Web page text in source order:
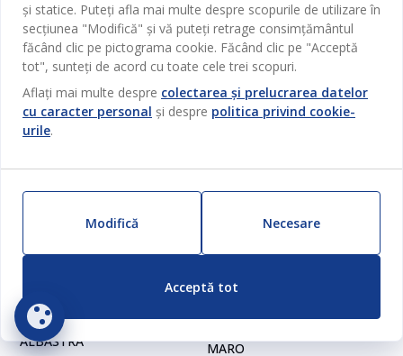
Livrare
Disponibil în magazin
În limita stocului disponibil
KUGLEASK
PERNĂ KUGLEASK Ø40
ALBASTRĂ
MARO
și statice. Puteți afla mai multe despre scopurile de utilizare în
secțiunea "Modifică" și vă puteți retrage consimțământul
făcând clic pe pictograma cookie. Făcând clic pe "Acceptă
tot", sunteți de acord cu toate cele trei scopuri.
Aflați mai multe despre colectarea și prelucrarea datelor
cu caracter personal și despre politica privind cookie-
urile.
Modifică Necesare
Acceptă tot